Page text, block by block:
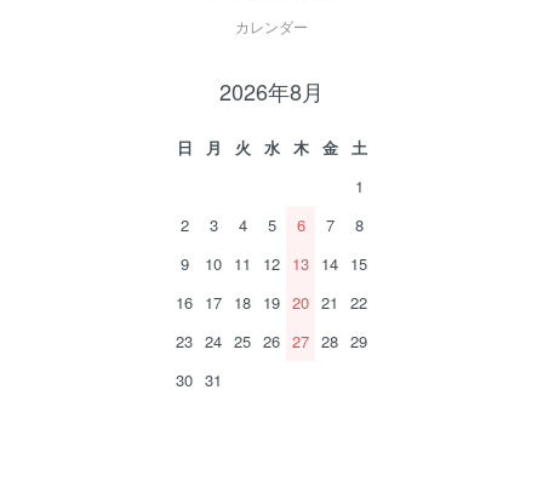
カレンダー
2026年8月
日 月 火 水 木 金
土
1
2
3 4 5 6 7
8
9
10 11 12 13 14 15
16 17 18 19 20 21
22
23 24 25 26 27 28 29
30 31